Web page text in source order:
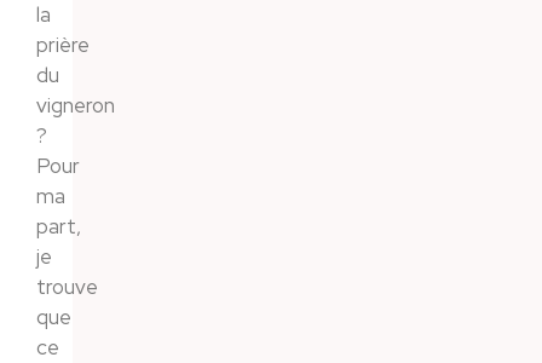
la
prière
du
vigneron
?
Pour
ma
part,
je
trouve
que
ce